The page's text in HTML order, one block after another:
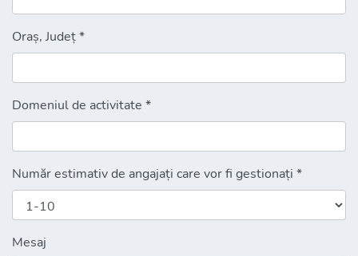
Oraș, Județ *
Domeniul de activitate *
Număr estimativ de angajați care vor fi gestionați *
Mesaj